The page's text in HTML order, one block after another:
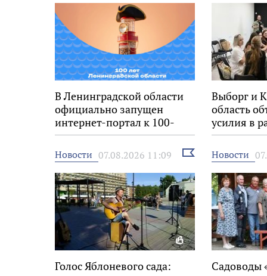
В Ленинградской области
официально запущен
интернет-портал к 100-
летию региона
Выборг и
область
усилия в
Новости 07.08.2026 11:09
Выбрать
новость
Голос Яблоневого сада:
Новости
Садоводы